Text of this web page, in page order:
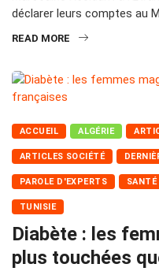
déclarer leurs comptes au
READ MORE
ACCUEIL ALGÉRIE
ARTICLES SOCIÉTÉ
PAROLE D'EXPERTS SANTÉ
TUNISIE
Diabète : les
plus touchées